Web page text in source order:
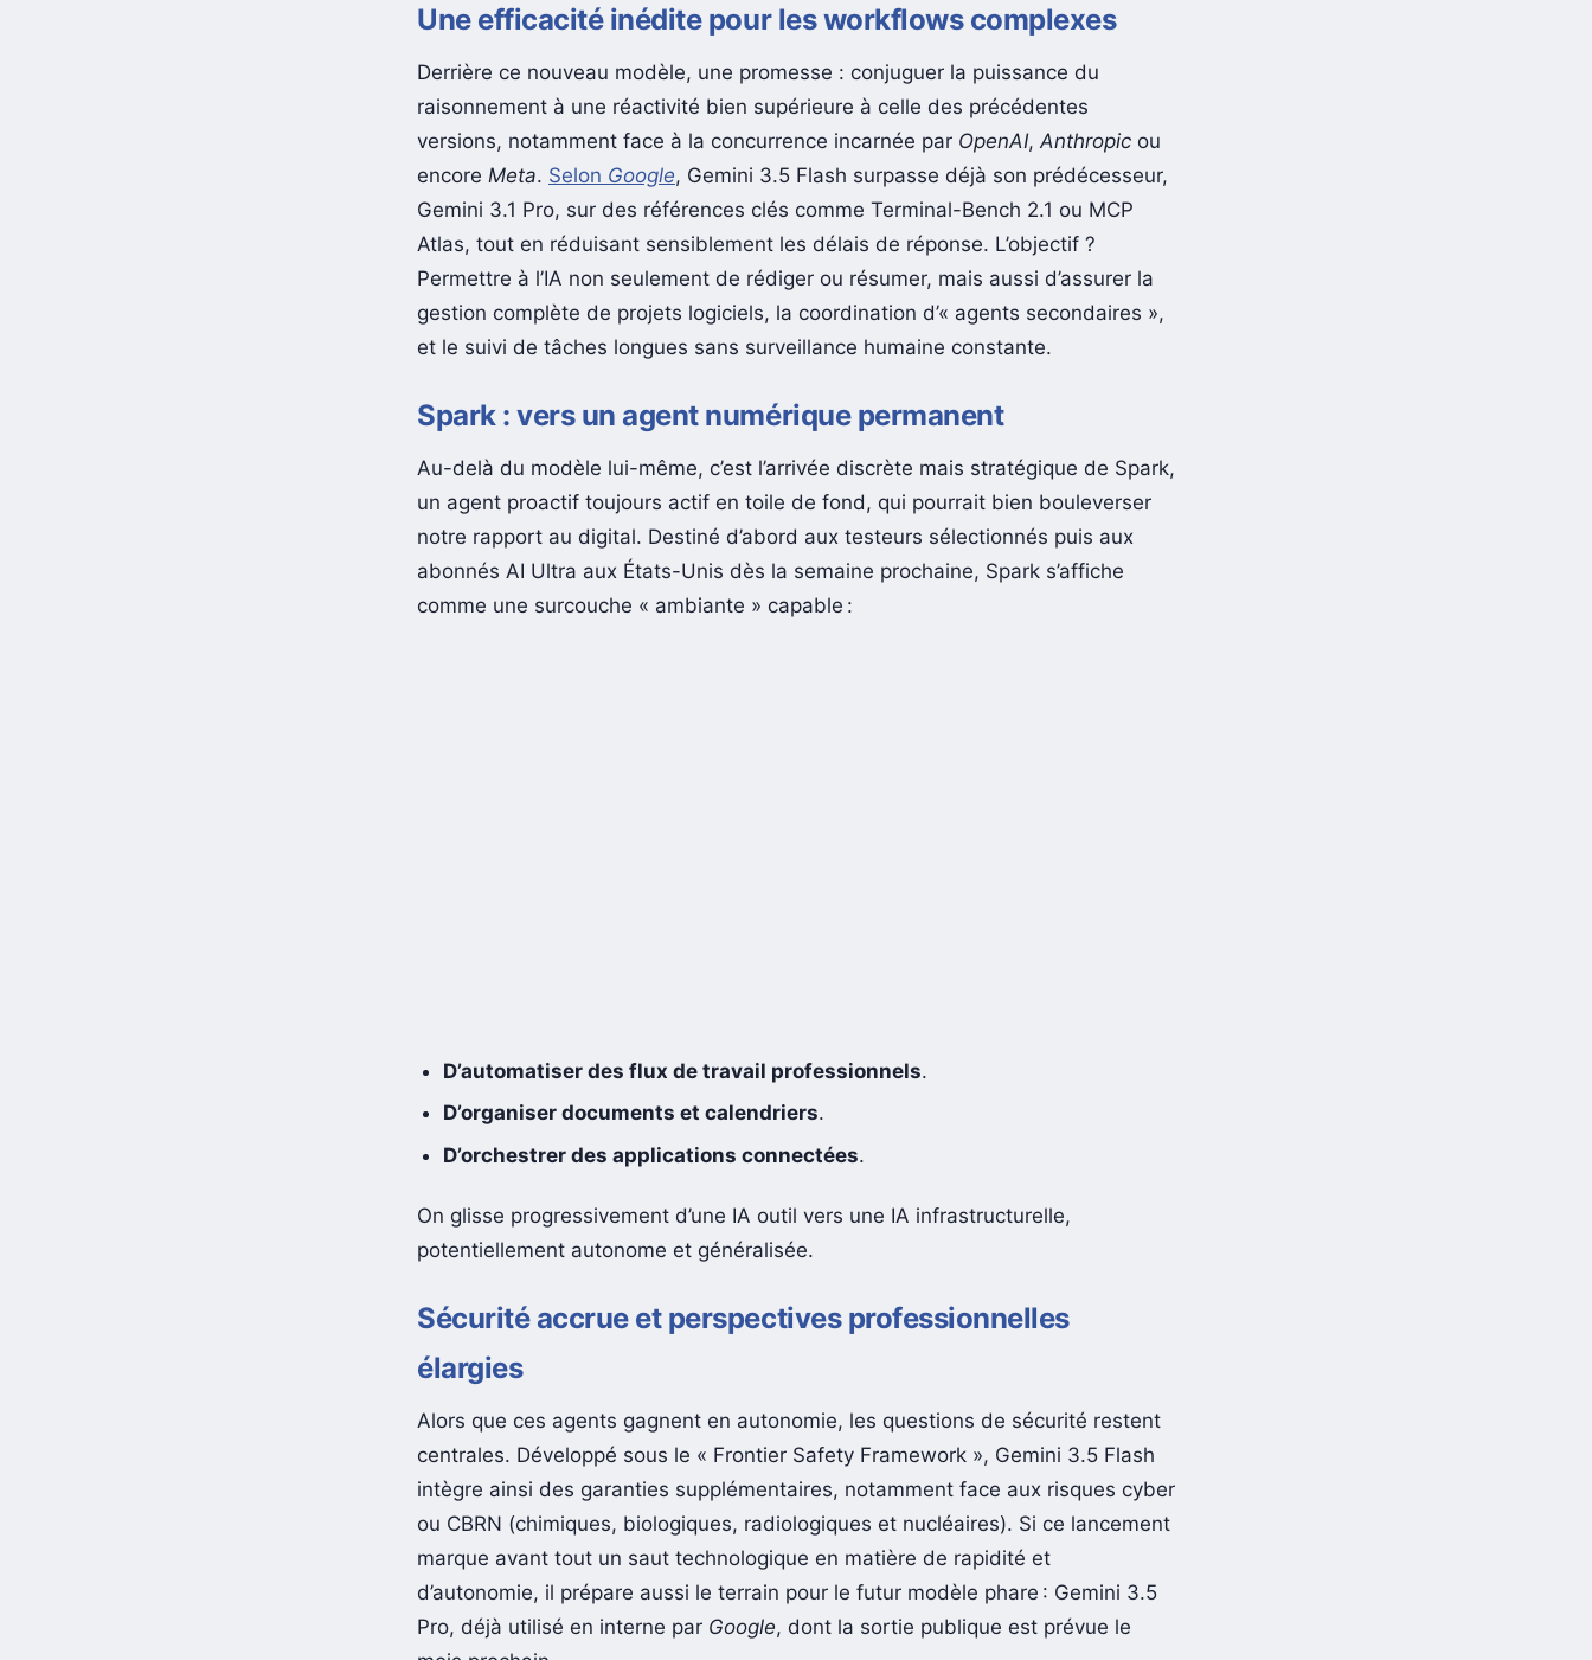
Une efficacité inédite pour les workflows complexes
Derrière ce nouveau modèle, une promesse : conjuguer la puissance du
raisonnement à une réactivité bien supérieure à celle des précédentes
versions, notamment face à la concurrence incarnée par OpenAI, Anthropic ou
encore Meta. Selon Google, Gemini 3.5 Flash surpasse déjà son prédécesseur,
Gemini 3.1 Pro, sur des références clés comme Terminal-Bench 2.1 ou MCP
Atlas, tout en réduisant sensiblement les délais de réponse. L’objectif ?
Permettre à l’IA non seulement de rédiger ou résumer, mais aussi d’assurer la
gestion complète de projets logiciels, la coordination d’« agents secondaires »,
et le suivi de tâches longues sans surveillance humaine constante.
Spark : vers un agent numérique permanent
Au-delà du modèle lui-même, c’est l’arrivée discrète mais stratégique de Spark,
un agent proactif toujours actif en toile de fond, qui pourrait bien bouleverser
notre rapport au digital. Destiné d’abord aux testeurs sélectionnés puis aux
abonnés AI Ultra aux États-Unis dès la semaine prochaine, Spark s’affiche
comme une surcouche « ambiante » capable :
D’automatiser des flux de travail professionnels.
D’organiser documents et calendriers.
D’orchestrer des applications connectées.
On glisse progressivement d’une IA outil vers une IA infrastructurelle,
potentiellement autonome et généralisée.
Sécurité accrue et perspectives professionnelles
élargies
Alors que ces agents gagnent en autonomie, les questions de sécurité restent
centrales. Développé sous le « Frontier Safety Framework », Gemini 3.5 Flash
intègre ainsi des garanties supplémentaires, notamment face aux risques cyber
ou CBRN (chimiques, biologiques, radiologiques et nucléaires). Si ce lancement
marque avant tout un saut technologique en matière de rapidité et
d’autonomie, il prépare aussi le terrain pour le futur modèle phare : Gemini 3.5
Pro, déjà utilisé en interne par Google, dont la sortie publique est prévue le